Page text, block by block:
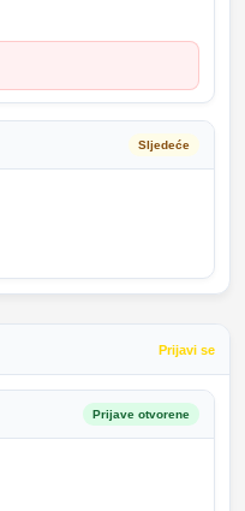
Sljedeće
Prijavi se
Prijave otvorene